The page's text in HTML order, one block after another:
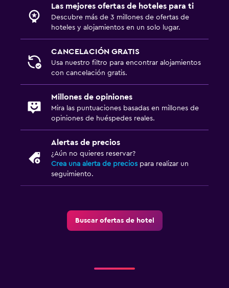
Las mejores ofertas de hoteles para ti
Descubre más de 3 millones de ofertas de
hoteles y alojamientos en un solo lugar.
CANCELACIÓN GRATIS
Usa nuestro filtro para encontrar alojamientos
con cancelación gratis.
Millones de opiniones
Mira las puntuaciones basadas en millones de
opiniones de huéspedes reales.
Alertas de precios
¿Aún no quieres reservar?
Crea una alerta de precios para realizar un
seguimiento.
Buscar ofertas de hotel